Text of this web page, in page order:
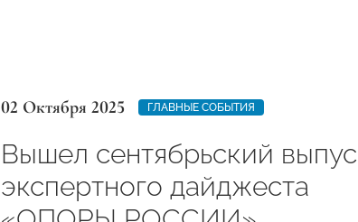
02 Октября 2025 ГЛАВНЫЕ СОБЫТИЯ
Вышел сентябрьский
экспертного дайджеста